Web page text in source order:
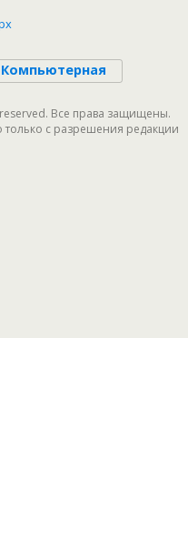
Компьютерная
Все права защищены.
с разрешения редакции